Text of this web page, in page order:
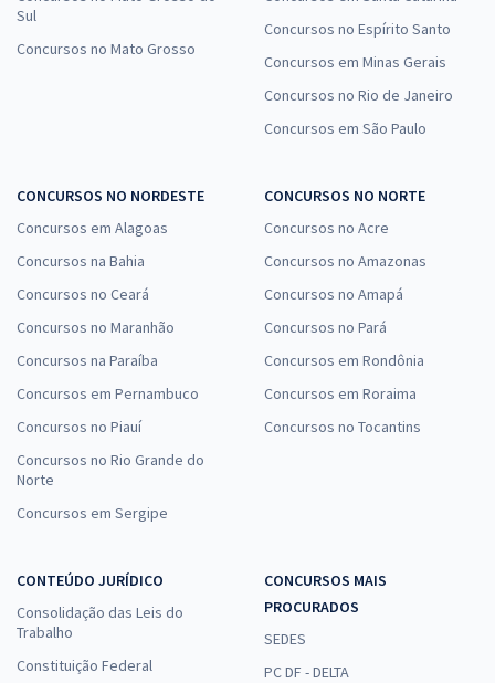
Sul
Concursos no Mato Grosso
Concursos no Espírito Santo
Concursos em Minas Gerais
Concursos no Rio de Janeiro
Concursos em São Paulo
CONCURSOS NO NORDESTE
Concursos em Alagoas
Concursos na Bahia
Concursos no Ceará
Concursos no Maranhão
Concursos na Paraíba
Concursos em Pernambuco
Concursos no Piauí
Concursos no Rio Grande do
Norte
Concursos em Sergipe
CONCURSOS NO NORTE
Concursos no Acre
Concursos no Amazonas
Concursos no Amapá
Concursos no Pará
Concursos em Rondônia
Concursos em Roraima
Concursos no Tocantins
CONTEÚDO JURÍDICO
Consolidação das Leis do
Trabalho
Constituição Federal
CONCURSOS MAIS
PROCURADOS
SEDES
PC DF - DELTA